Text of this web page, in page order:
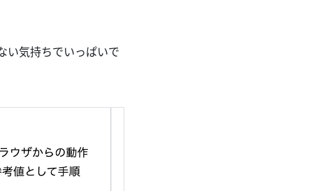
い気持ちでいっぱいで